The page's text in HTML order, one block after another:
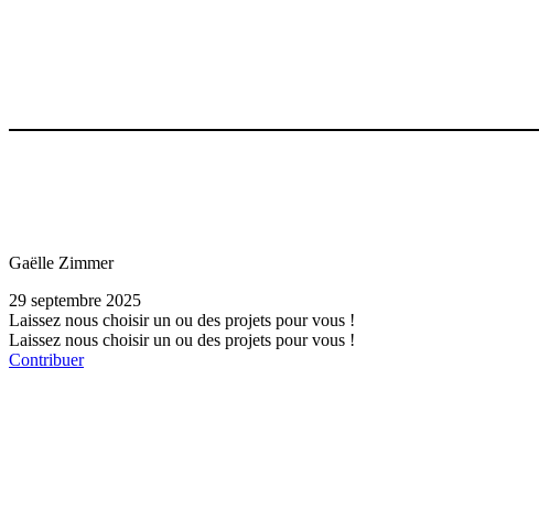
Gaëlle Zimmer
29 septembre 2025
Laissez nous choisir un ou des projets pour vous !
Laissez nous choisir un ou des projets pour vous !
Contribuer